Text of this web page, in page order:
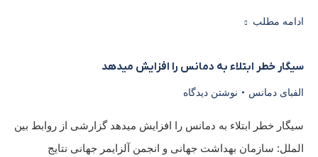
ادامه مطلب
سیگار خطر ابتلاء به دمانس را افزایش میدهد
الفبای دمانس نوشتن دیدگاه
سیگار خطر ابتلاء به دمانس را افزایش میدهد گزارشی از روابط بین
الملل: سازمان بهداشت جهانی و انجمن آلزایمر جهانی نتایج